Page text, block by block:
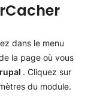
dans le menu
la page où vous
. Cliquez sur
du module.